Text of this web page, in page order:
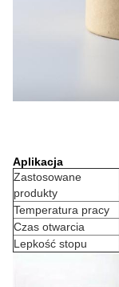
Aplikacja
Zastosowane
produkty
Temperatura pracy
Czas otwarcia
Lepkość stopu